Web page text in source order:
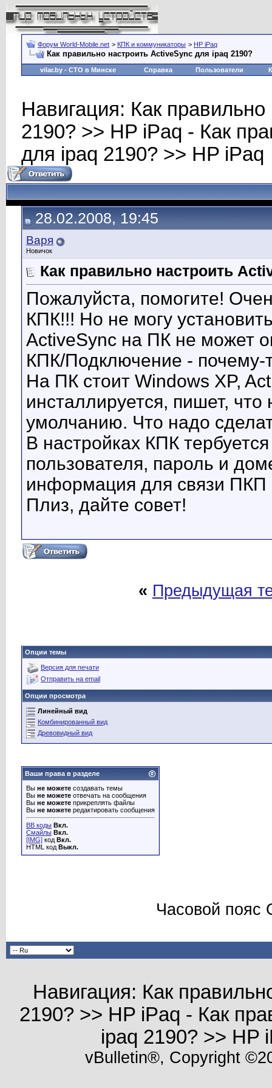
Форум World-Mobile.net > КПК и коммуникаторы > HP iPaq
Как правильно настроить ActiveSync для ipaq 2190?
vilar.by - СТО в Минске Справка Пользователи
Навигация: Как
2190? >> HP iPaq - Как
для ipaq 2190? >> HP iPaq
28.02.2008, 19:45
Варя
Новичок
Как правильно настроить
Пожалуйста, помогите!
КПК!!! Но не могу
ActiveSync на ПК не может
КПК/Подключение - почему-
На ПК стоит Windows XP,
инсталлируется, пишет,
умолчанию. Что надо
В настройках КПК
пользователя, пароль и
информация для связи ПКП
Плиз, дайте совет!
« Предыдущая
Опции темы
Версия для печати
Отправить на email
Опции просмотра
Линейный вид
Комбинированный вид
Древовидный вид
Ваши права в разделе
Вы не можете создавать темы
Вы не можете отвечать на сообщения
Вы не можете прикреплять файлы
Вы не можете редактировать сообщения
BB коды Вкл.
Смайлы Вкл.
[IMG] код Вкл.
HTML код Выкл.
Часовой пояс
Навигация: Как
2190? >> HP iPaq - Как
ipaq 2190? >>
vBulletin®, Copyright